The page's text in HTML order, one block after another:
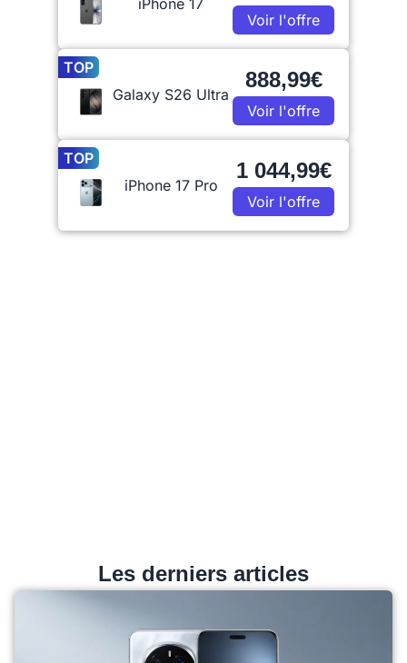
iPhone 17
Voir l'offre
TOP
Galaxy S26 Ultra
888,99€
Voir l'offre
TOP
iPhone 17 Pro
1 044,99€
Voir l'offre
Les derniers articles